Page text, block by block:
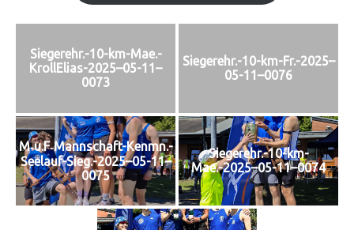
Siegerehr.-10-km-Mae.-
KrollElias-2025–05-11–
0073
Siegerehr.-10-km-Fr.-2025–
05-11–0076
M‑u.F‑Mannschaft-Kenmn.-
Seelauf-Sieg.-2025–05-11–
0075
Siegerehr.-10-km-
Mae.-2025–05-11–0074